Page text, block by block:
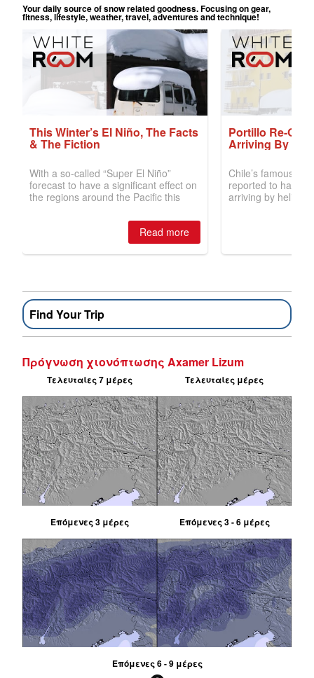
Find Your Trip
Πρόγνωση χιονόπτωσης Axamer Lizum
Τελευταίες 7 μέρες Τελευταίες μέρες
Επόμενες 3 μέρες Επόμενες 3 - 6 μέρες
Επόμενες 6 - 9 μέρες